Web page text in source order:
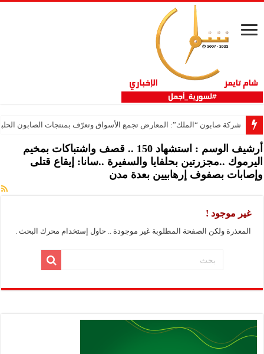
شركة صابون “الملك”: المعارض تجمع الأسواق وتعرّف بمنتجات الصابون
أرشيف الوسم :
استشهاد 150 .. قصف واشتباكات بمخيم
اليرموك ..مجزرتين بحلفايا والسفيرة ..سانا: إيقاع قتلى
وإصابات بصفوف إرهابيين بعدة مدن
غير موجود !
المعذرة ولكن الصفحة المطلوبة غير موجودة .. حاول إستخدام محرك البحث .